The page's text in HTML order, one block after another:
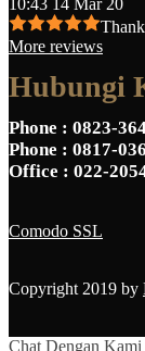
10:43 14 Mar 20
More reviews
Hubungi
Phone : 0823-
Phone : 0817-
Office : 022-
Comodo SSL
Copyright 2019 by
Chat Dengan Kami